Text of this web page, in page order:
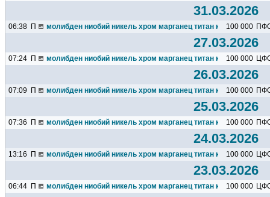
31.03.2026
06:38 П молибден ниобий никель хром марганец титан кремний чугун
100 000
27.03.2026
07:24 П молибден ниобий никель хром марганец титан кремний чугун
100 000
26.03.2026
07:09 П молибден ниобий никель хром марганец титан кремний чугун
100 000
25.03.2026
07:36 П молибден ниобий никель хром марганец титан кремний чугун
100 000
24.03.2026
13:16 П молибден ниобий никель хром марганец титан кремний чугун
100 000
23.03.2026
06:44 П молибден ниобий никель хром марганец титан кремний чугун
100 000